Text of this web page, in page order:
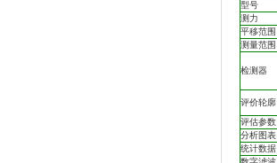
型号
测力
平移范围
测量范围
检测器
评价轮廓
评估参数
分析图表
统计数据